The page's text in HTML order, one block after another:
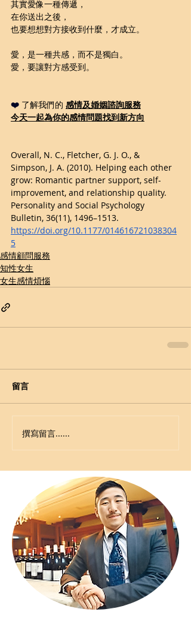
其實愛像一種傳遞，
在你送出之後，
也要想想對方接收到什麼，才成立。
愛，是一種共感，而不是獨白。
愛，要讓對方感受到。
❤️ 了解我們的 感情及婚姻諮詢服務
今天一起為你的感情問題找到新方向
Overall, N. C., Fletcher, G. J. O., &
Simpson, J. A. (2010). Helping each other
grow: Romantic partner support, self-
improvement, and relationship quality.
Personality and Social Psychology
Bulletin, 36(11), 1496–1513.
https://doi.org/10.1177/014616721038304
5
感情顧問服務
知性女生
女生感情煩惱
留言
撰寫留言......